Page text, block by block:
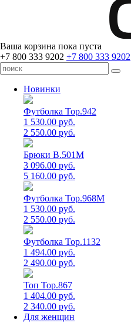
Ваша корзина пока пуста
+7 800 333 9202 +7 800 333 9202
Новинки
Футболка Top.942
1 530.00 руб.
2 550.00 руб.
Брюки B.501M
3 096.00 руб.
5 160.00 руб.
Футболка Top.968M
1 530.00 руб.
2 550.00 руб.
Футболка Top.1132
1 494.00 руб.
2 490.00 руб.
Топ Top.867
1 404.00 руб.
2 340.00 руб.
Для женщин